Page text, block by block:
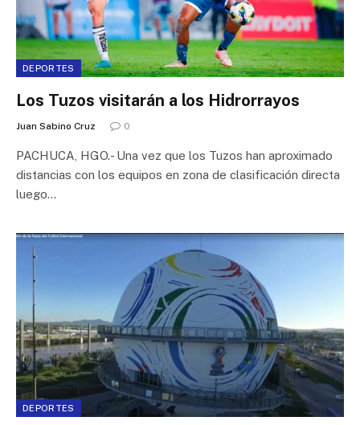
DEPORTES
Los Tuzos visitarán a los Hidrorrayos
Juan Sabino Cruz 0
PACHUCA, HGO.- Una vez que los Tuzos han aproximado
distancias con los equipos en zona de clasificación directa
luego…
DEPORTES